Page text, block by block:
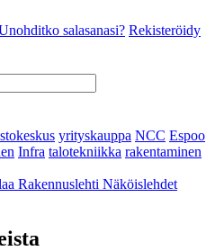
salasanasi? Rekisteröidy
yrityskauppa NCC Espoo
Infra talotekniikka rakentaminen
Rakennuslehti Näköislehdet